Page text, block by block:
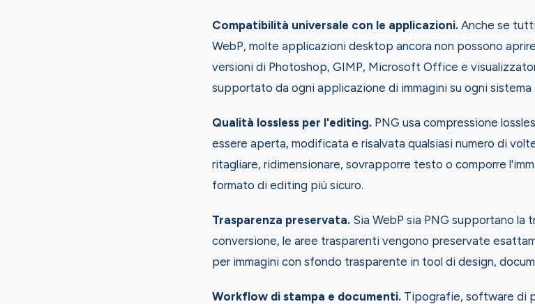
Compatibilità universale con le applicazioni. Anche se
WebP, molte applicazioni desktop ancora non possono
versioni di Photoshop, GIMP, Microsoft Office e
supportato da ogni applicazione di immagini su ogni
Qualità lossless per l'editing. PNG usa compressione
essere aperta, modificata e risalvata qualsiasi numero di
ritagliare, ridimensionare, sovrapporre testo o comporre
formato di editing più sicuro.
Trasparenza preservata. Sia WebP sia PNG supportano la
conversione, le aree trasparenti vengono preservate
per immagini con sfondo trasparente in tool di design,
Workflow di stampa e documenti. Tipografie, software di